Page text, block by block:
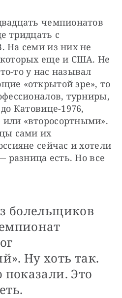
чемпионатов
тридцать с
На семи из них не
еще и США. Не
то у нас называл
«открытой эре», то
турниры,
Катовице-1976,
«второсортными».
сами их
сейчас и хотели
разница есть. Но все
болельщиков
Ну хоть так.
показали. Это